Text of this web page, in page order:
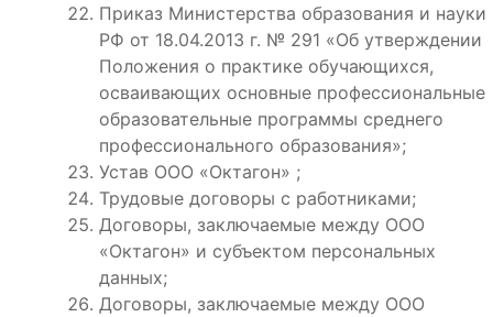
Приказ Министерства образования и науки
РФ от 18.04.2013 г. № 291 «Об утверждении
Положения о практике обучающихся,
осваивающих основные профессиональные
образовательные программы среднего
профессионального образования»;
Устав ООО «Октагон» ;
Трудовые договоры с работниками;
Договоры, заключаемые между ООО
«Октагон» и субъектом персональных
данных;
Договоры, заключаемые между ООО